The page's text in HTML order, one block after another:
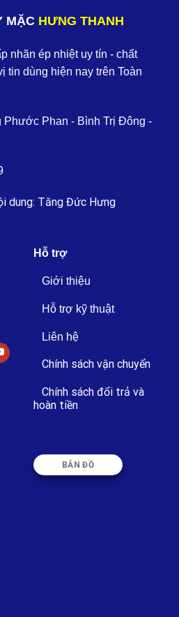
MẶC HƯNG THANH
nhãn ép nhiệt uy tín - chất
tin dùng hiện nay trên Toàn
Phan - Bình Trị Đông -
dung: Tăng Đức Hưng
Hỗ trợ
Giới thiệu
Hỗ trợ kỹ thuật
Liên hệ
Chính sách vận chuyển
Chính sách đổi trả và
hoàn tiền
BẢN ĐỒ